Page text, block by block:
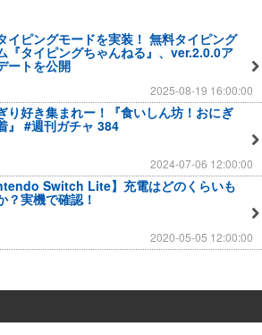
イピングモードを実装！ 無料タイピング
『タイピングちゃんねる』、ver.2.0.0ア
ートを公開
2025-08-19 16:00:00
り好き集まれー！『食いしん坊！おにぎ
』 #週刊ガチャ 384
2024-07-06 12:00:00
Switch Lite】充電はどのくらいも
？実機で確認！
2020-05-05 12:00:00